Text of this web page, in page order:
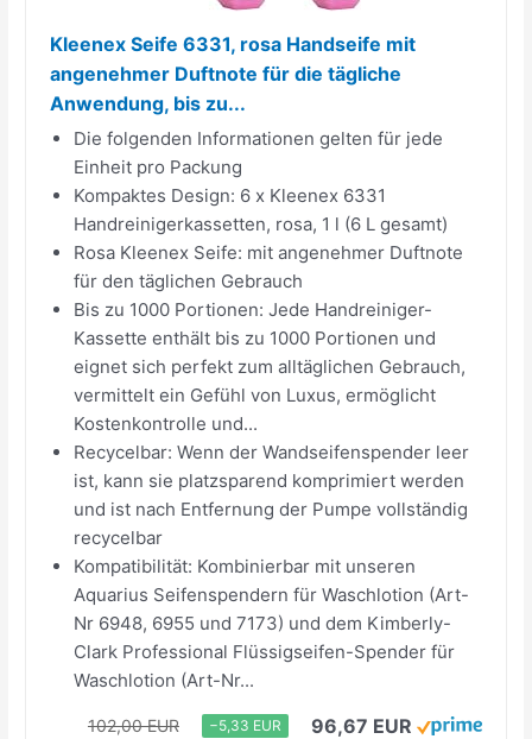
Kleenex Seife 6331, rosa Handseife mit
angenehmer Duftnote für die tägliche
Anwendung, bis zu...
Die folgenden Informationen gelten für jede
Einheit pro Packung
Kompaktes Design: 6 x Kleenex 6331
Handreinigerkassetten, rosa, 1 l (6 L gesamt)
Rosa Kleenex Seife: mit angenehmer Duftnote
für den täglichen Gebrauch
Bis zu 1000 Portionen: Jede Handreiniger-
Kassette enthält bis zu 1000 Portionen und
eignet sich perfekt zum alltäglichen Gebrauch,
vermittelt ein Gefühl von Luxus, ermöglicht
Kostenkontrolle und...
Recycelbar: Wenn der Wandseifenspender leer
ist, kann sie platzsparend komprimiert werden
und ist nach Entfernung der Pumpe vollständig
recycelbar
Kompatibilität: Kombinierbar mit unseren
Aquarius Seifenspendern für Waschlotion (Art-
Nr 6948, 6955 und 7173) und dem Kimberly-
Clark Professional Flüssigseifen-Spender für
Waschlotion (Art-Nr...
102,00 EUR −5,33 EUR 96,67 EUR